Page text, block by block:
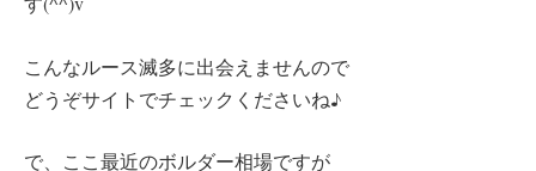
こんなルース滅多に出会えませんので
どうぞサイトでチェックくださいね♪
で、ここ最近のボルダー相場ですが